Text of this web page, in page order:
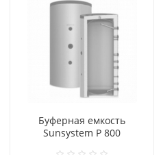
Буферная емкость
Sunsystem P 800